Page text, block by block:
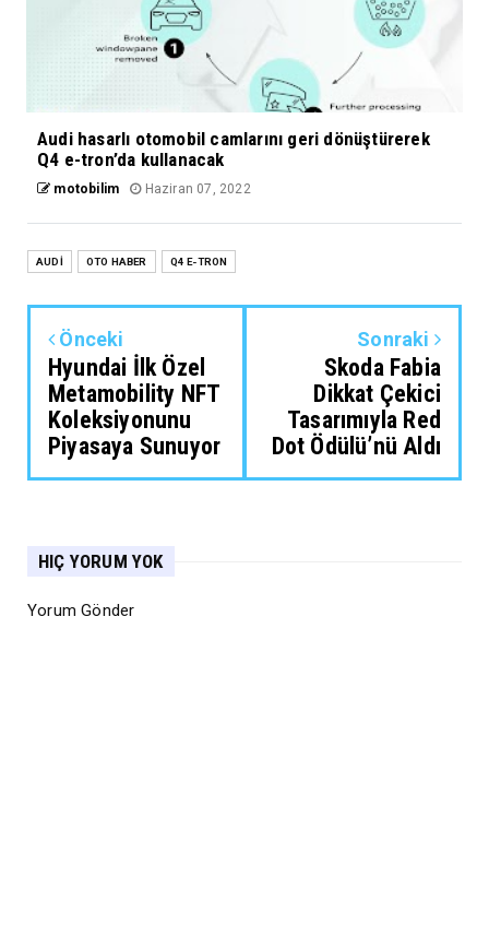
Audi hasarlı otomobil camlarını geri dönüştürerek
Q4 e-tron’da kullanacak
motobilim Haziran 07, 2022
AUDİ OTO HABER Q4 E-TRON
Önceki
Hyundai İlk Özel
Metamobility NFT
Koleksiyonunu
Piyasaya Sunuyor
Sonraki
Skoda Fabia
Dikkat Çekici
Tasarımıyla Red
Dot Ödülü’nü Aldı
HIÇ YORUM YOK
Yorum Gönder